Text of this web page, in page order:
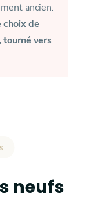
ancien.
choix de
tourné vers
neufs